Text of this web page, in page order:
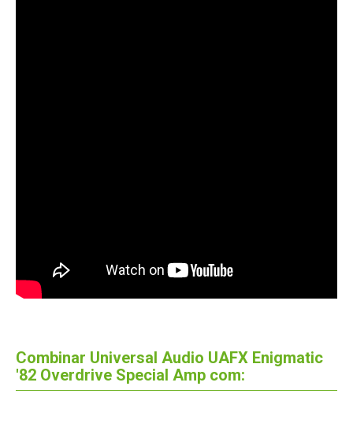
Combinar Universal Audio UAFX Enigmatic
'82 Overdrive Special Amp com: